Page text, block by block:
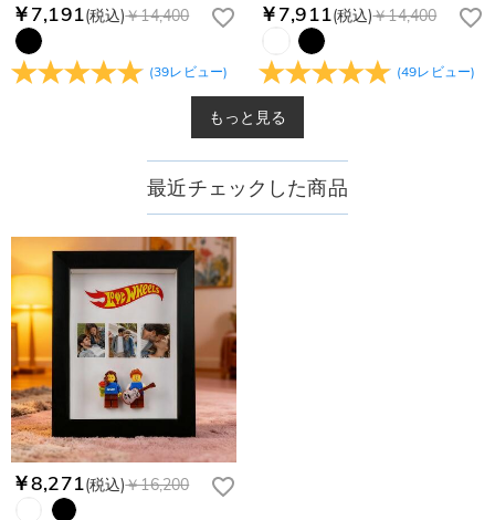
￥7,191(税込)￥14,400
(39レビュー)
￥7,911(税込)￥14,400
(49レビュー)
もっと見る
最近チェックした商品
￥8,271(税込)￥16,200